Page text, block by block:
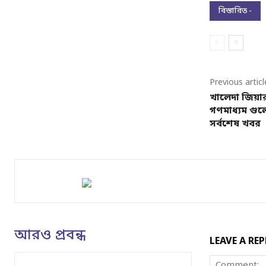
বিস্তারিত -
Previous
খালেদা
গণমাধ্যম
সর্বশেষ খবর
আরও প্রবন্ধ LEAVE A